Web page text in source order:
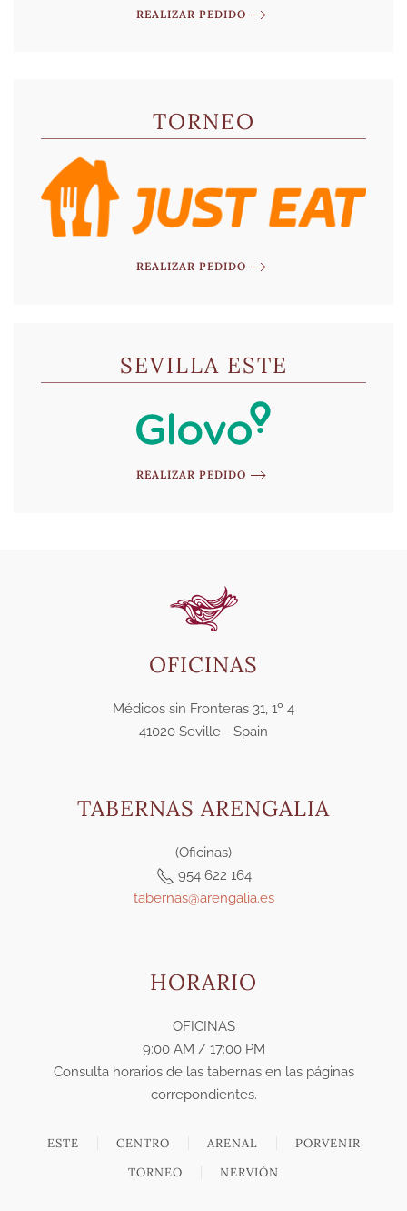
REALIZAR PEDIDO
TORNEO
REALIZAR PEDIDO
SEVILLA ESTE
REALIZAR PEDIDO
OFICINAS
Médicos sin Fronteras 31, 1º 4
41020 Seville - Spain
TABERNAS ARENGALIA
(Oficinas)
954 622 164
tabernas@arengalia.es
HORARIO
OFICINAS
9:00 AM / 17:00 PM
Consulta horarios de las tabernas en las páginas
correpondientes.
ESTE CENTRO ARENAL
PORVENIR
TORNEO
NERVIÓN